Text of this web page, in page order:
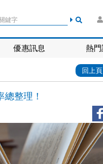
優惠訊息 熱
回上頁
整理！